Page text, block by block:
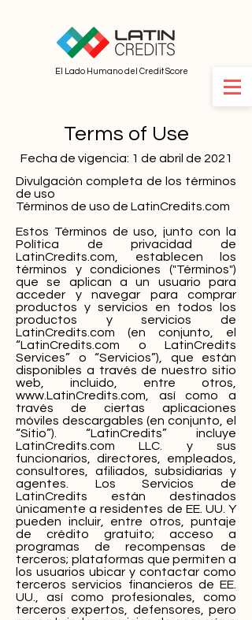
El Lado Humano del Credit Score
Terms of Use
Fecha de vigencia: 1 de abril de 2021
Divulgación completa de los términos
de uso
Términos de uso de LatinCredits.com
Estos Términos de uso, junto con la
Política de privacidad de
LatinCredits.com, establecen los
términos y condiciones ("Términos")
que se aplican a un usuario para
acceder y navegar para comprar
productos y servicios en todos los
productos y servicios de
LatinCredits.com (en conjunto, el
“LatinCredits.com o LatinCredits
Services” o “Servicios”), que están
disponibles a través de nuestro sitio
web, incluido, entre otros,
www.LatinCredits.com , así como a
través de ciertas aplicaciones
móviles descargables (en conjunto, el
“Sitio”). “LatinCredits” incluye
LatinCredits.com LLC. y sus
funcionarios, directores, empleados,
consultores, afiliados, subsidiarias y
agentes. Los Servicios de
LatinCredits están destinados
únicamente a residentes de EE. UU. Y
pueden incluir, entre otros, puntaje
de crédito gratuito; acceso a
programas de recompensas de
terceros; plataformas que permiten a
los usuarios ubicar y contactar como
terceros servicios financieros de EE.
UU., así como profesionales, como
terceros expertos, defensores, pero